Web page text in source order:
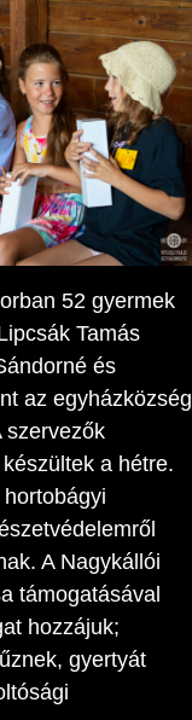
52 gyermek
Tamás
és
az egyházközség
szervezők
a hétre.
A Nagykállói
támogatásával
hozzájuk;
gyertyát